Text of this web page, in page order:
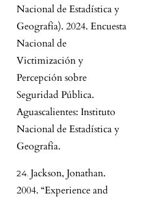
Nacional de Estadística y
Geografía). 2024. Encuesta
Nacional de
Victimización y
Percepción sobre
Seguridad Pública.
Aguascalientes: Instituto
Nacional de Estadística y
Geografía.
Jackson, Jonathan.
2004. “Experience and